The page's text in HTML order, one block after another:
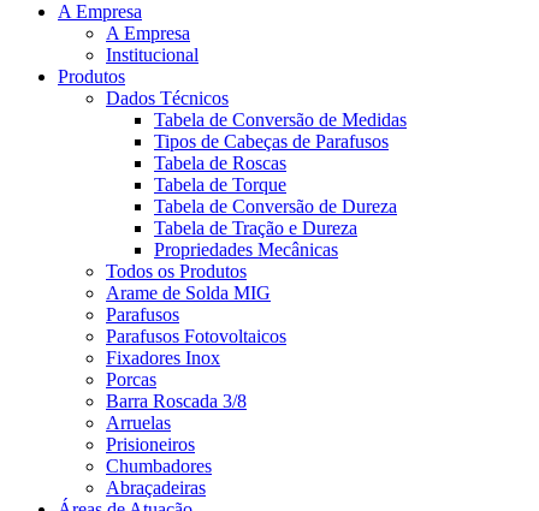
A Empresa
A Empresa
Institucional
Produtos
Dados Técnicos
Tabela de Conversão de Medidas
Tipos de Cabeças de Parafusos
Tabela de Roscas
Tabela de Torque
Tabela de Conversão de Dureza
Tabela de Tração e Dureza
Propriedades Mecânicas
Todos os Produtos
Arame de Solda MIG
Parafusos
Parafusos Fotovoltaicos
Fixadores Inox
Porcas
Barra Roscada 3/8
Arruelas
Prisioneiros
Chumbadores
Abraçadeiras